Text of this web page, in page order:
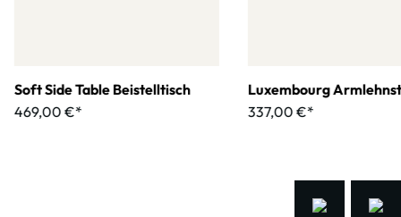
Soft Side Table Beistelltisch
469,00 €*
Luxembourg
337,00 €*